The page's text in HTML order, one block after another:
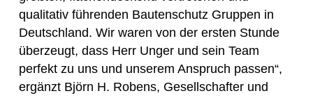
qualitativ führenden Bautenschutz Gruppen in
Deutschland. Wir waren von der ersten Stunde
überzeugt, dass Herr Unger und sein Team
perfekt zu uns und unserem Anspruch passen“,
ergänzt Björn H. Robens, Gesellschafter und